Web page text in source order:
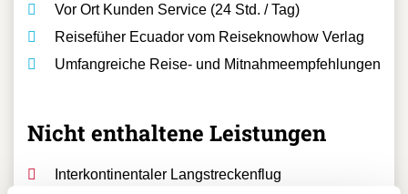
Vor Ort Kunden Service (24 Std. / Tag)
Reisefüher Ecuador vom Reiseknowhow Verlag
Umfangreiche Reise- und Mitnahmeempfehlungen
Nicht enthaltene Leistungen
Interkontinentaler Langstreckenflug